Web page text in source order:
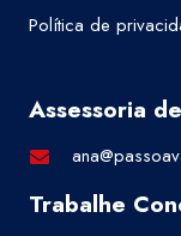
Política de
Assessoria
Trabalhe